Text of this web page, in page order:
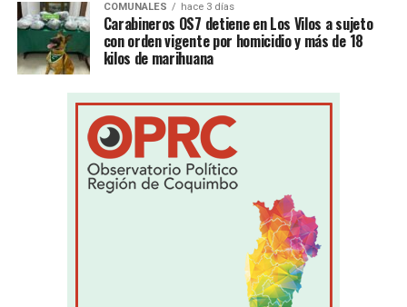
COMUNALES hace 3 días
Carabineros OS7 detiene en Los Vilos a sujeto
con orden vigente por homicidio y más de 18
kilos de marihuana